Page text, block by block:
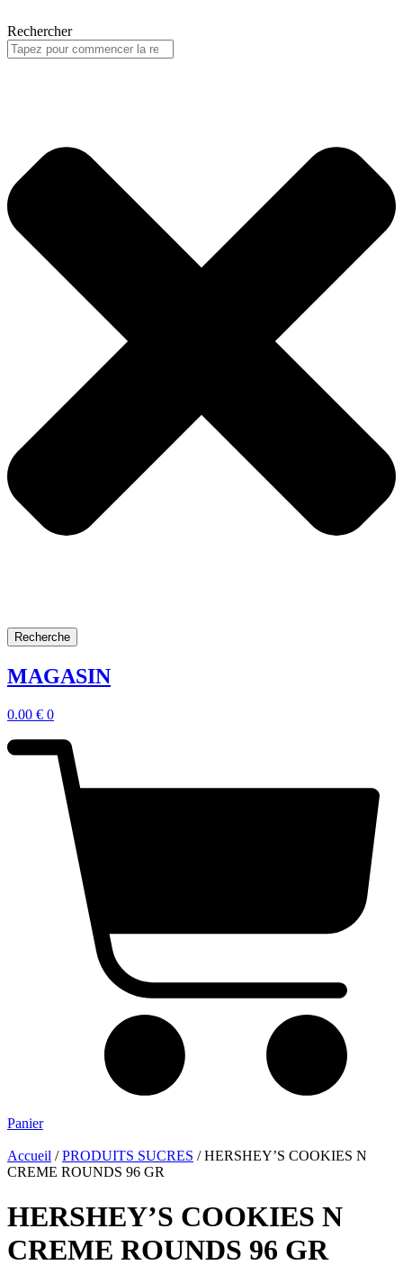
Rechercher
Recherche
MAGASIN
0.00 € 0
Panier
Accueil /PRODUITS SUCRES / HERSHEY’S COOKIES N
CREME ROUNDS 96 GR
HERSHEY’S COOKIES N
CREME ROUNDS 96 GR